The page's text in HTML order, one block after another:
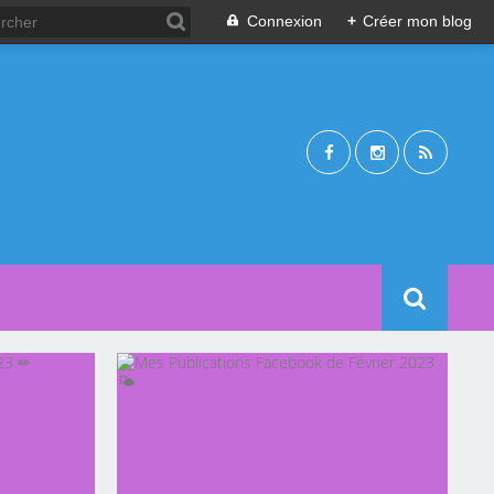
Connexion + Créer mon blog